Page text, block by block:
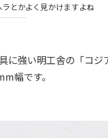
とかよく見かけますよね
強い明工舎の「コジ
幅です。